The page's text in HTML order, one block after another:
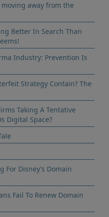
away from the
Better In Search Than
Industry: Prevention Is
Strategy Contain? The
Taking A Tentative
Digital Space?
For Disney’s Domain
Fail To Renew Domain